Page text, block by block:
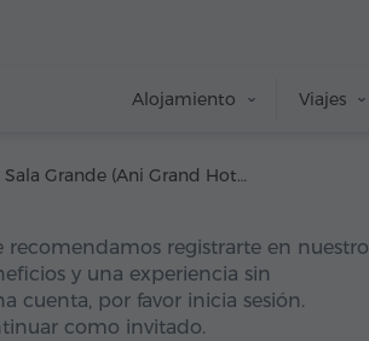
Alojamiento Viajes
Sala Grande (Ani Grand Hotel)
recomendamos registrarte en nuestro
y una experiencia sin
cuenta, por favor inicia sesión.
como invitado.